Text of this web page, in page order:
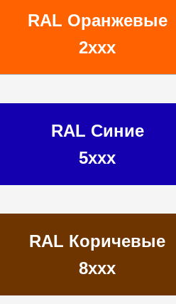
RAL Оранжевые
RAL Синие
RAL Коричевые
2ххх
5ххх
8ххх